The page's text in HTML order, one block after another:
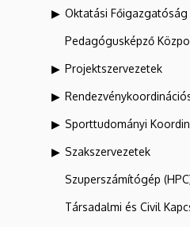
Oktatási Főigazgatóság
Pedagógusképző
Projektszervezetek
Sporttudományi
Szakszervezetek
Szuperszámítógép
Társadalmi és Civil